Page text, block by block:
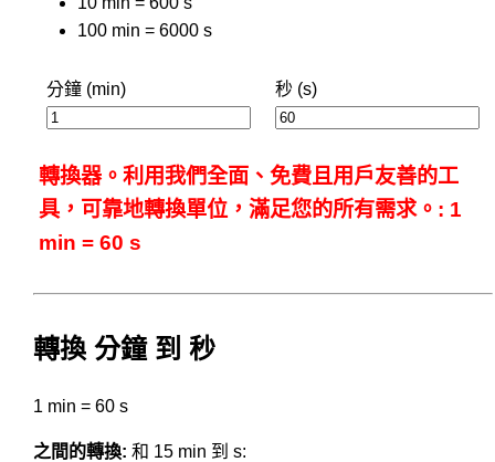
100 min = 6000 s
分鐘 (min) 秒 (s)
轉換器。利用我們全面、免費且用戶友善的工
具，可靠地轉換單位，滿足您的所有需求。: 1
min = 60 s
轉換 分鐘 到 秒
1 min = 60 s
之間的轉換: 和 15 min 到 s: